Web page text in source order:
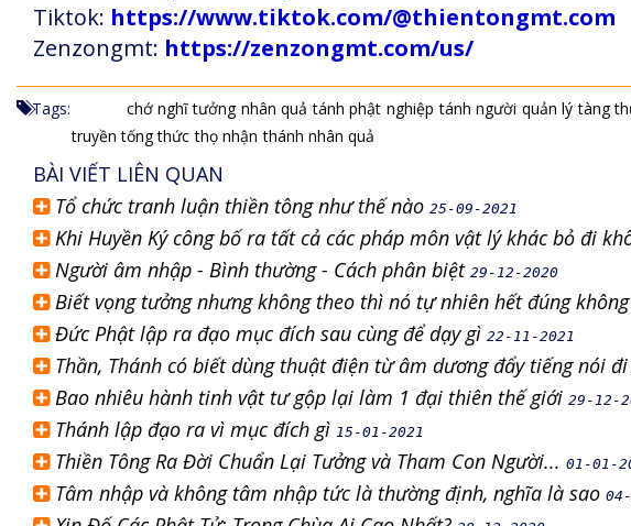
Tiktok: https://www.tiktok.com/@thientongmt.com
Zenzongmt: https://zenzongmt.com/us/
Tags: chớ nghĩ tưởng nhân quả tánh phật nghiệp tánh người quản lý tàng
truyền tống thức thọ nhận thánh nhân quả
BÀI VIẾT LIÊN QUAN
Tổ chức tranh luận thiền tông như thế nào 25-09-2021
Khi Huyền Ký công bố ra tất cả các pháp môn vật lý khác bỏ đi
Người âm nhập - Bình thường - Cách phân biệt 29-12-2020
Biết vọng tưởng nhưng không theo thì nó tự nhiên hết đúng không
Đức Phật lập ra đạo mục đích sau cùng để dạy gì 22-11-2021
Thần, Thánh có biết dùng thuật điện từ âm dương đẩy tiếng nói
Bao nhiêu hành tinh vật tư gộp lại làm 1 đại thiên thế giới 29-12-
Thánh lập đạo ra vì mục đích gì 15-01-2021
Thiền Tông Ra Đời Chuẩn Lại Tưởng và Tham Con Người... 01-01-
Tâm nhập và không tâm nhập tức là thường định, nghĩa là sao